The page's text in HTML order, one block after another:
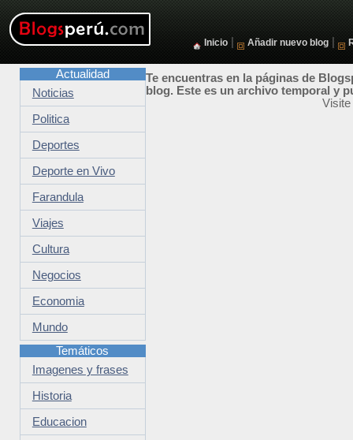
Inicio Añadir nuevo blog
Te encuentras en la páginas de
blog. Este es un archivo temporal y
Visite
Actualidad
Noticias
Politica
Deportes
Deporte en Vivo
Farandula
Viajes
Cultura
Negocios
Economia
Mundo
Temáticos
Imagenes y frases
Historia
Educacion